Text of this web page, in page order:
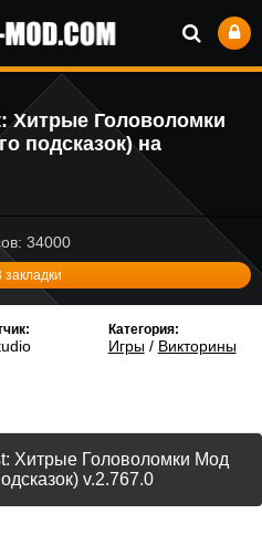
Хитрые Головоломки
подсказок) на
34000
закладки
Категория:
Игры/ Викторины
Хитрые Головоломки Мод
v.2.767.0